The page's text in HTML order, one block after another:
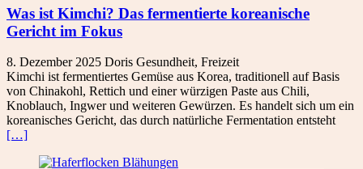
Was ist Kimchi? Das fermentierte koreanische
Gericht im Fokus
8. Dezember 2025 Doris Gesundheit, Freizeit
Kimchi ist fermentiertes Gemüse aus Korea, traditionell auf Basis
von Chinakohl, Rettich und einer würzigen Paste aus Chili,
Knoblauch, Ingwer und weiteren Gewürzen. Es handelt sich um ein
koreanisches Gericht, das durch natürliche Fermentation entsteht
[…]